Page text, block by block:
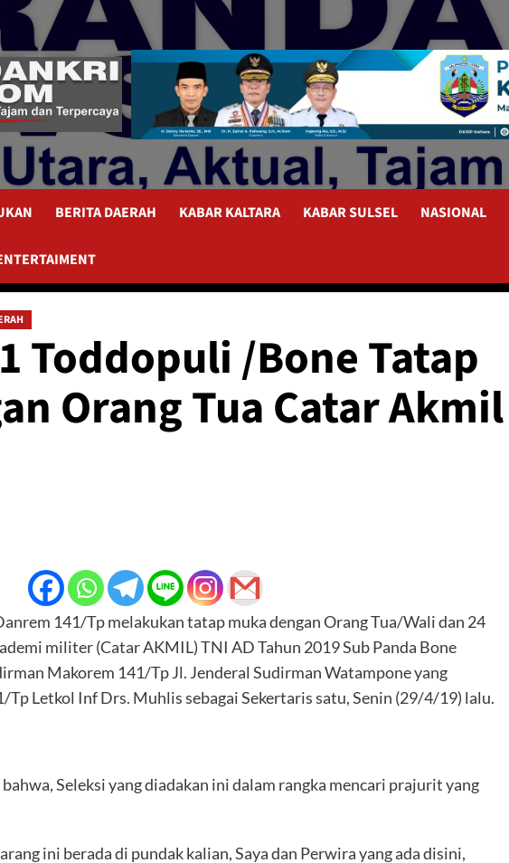
BERITA DAERAH KABAR KALTARA KABAR SULSEL NASIONAL
Toddopuli /Bone Tatap
Orang Tua Catar Akmil
141/Tp melakukan tatap muka dengan Orang Tua/Wali dan 24
militer (Catar AKMIL) TNI AD Tahun 2019 Sub Panda Bone
Makorem 141/Tp Jl. Jenderal Sudirman Watampone yang
Letkol Inf Drs. Muhlis sebagai Sekertaris satu, Senin (29/4/19) lalu.
Seleksi yang diadakan ini dalam rangka mencari prajurit yang
ini berada di pundak kalian, Saya dan Perwira yang ada disini,